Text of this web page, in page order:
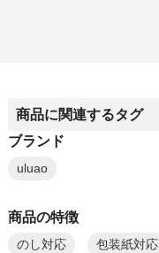
商品に関連するタグ
ブランド
uluao
商品の特徴
のし対応 包装紙対応